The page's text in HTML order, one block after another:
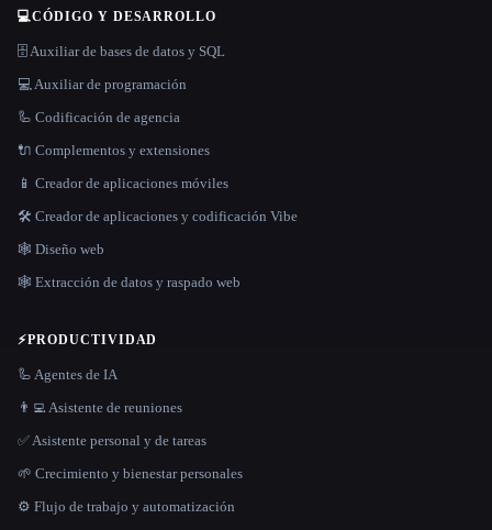
💻CÓDIGO Y DESARROLLO
🗄️ Auxiliar de bases de datos y SQL
💻 Auxiliar de programación
🦾 Codificación de agencia
🔌 Complementos y extensiones
📱 Creador de aplicaciones móviles
🛠️ Creador de aplicaciones y codificación Vibe
🕸 Diseño web
🕸️ Extracción de datos y raspado web
⚡PRODUCTIVIDAD
🦾 Agentes de IA
👨‍💻 Asistente de reuniones
✅ Asistente personal y de tareas
🌱 Crecimiento y bienestar personales
⚙️ Flujo de trabajo y automatización